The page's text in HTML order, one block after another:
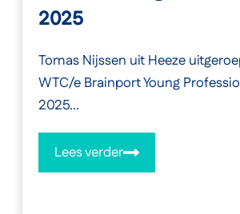
2025
Tomas Nijssen uit Heeze
WTC/e Brainport Young
2025...
Lees verder